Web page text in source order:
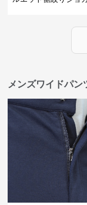
メンズワイドパ